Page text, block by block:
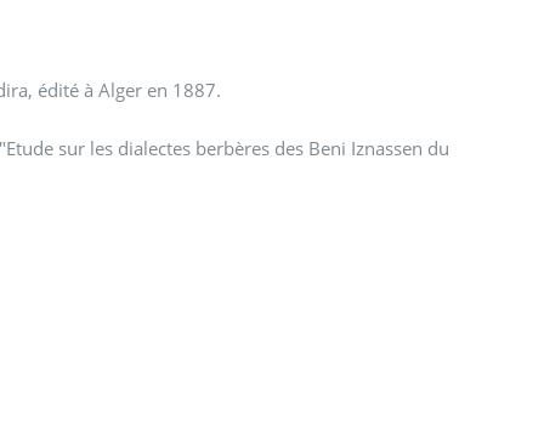
édité à Alger en 1887.
sur les dialectes berbères des Beni Iznassen du